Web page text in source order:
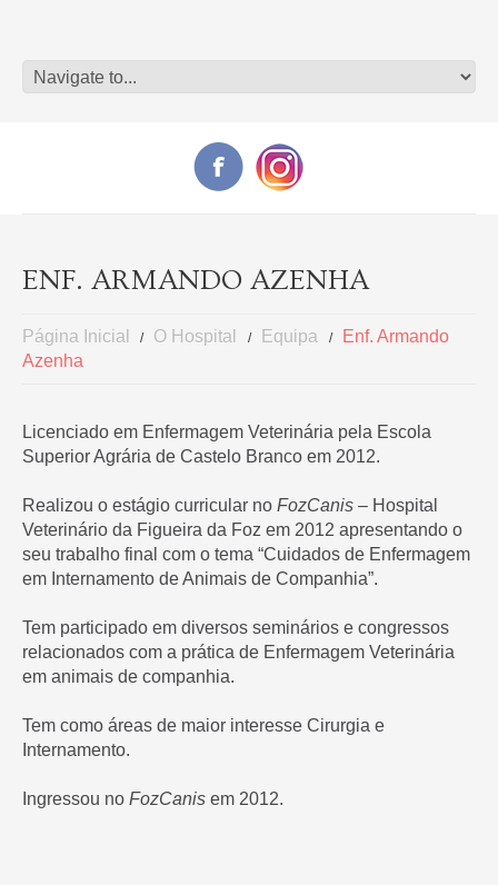
ENF. ARMANDO AZENHA
Página Inicial O Hospital Equipa
Enf. Armando
Azenha
Licenciado em Enfermagem Veterinária pela Escola
Superior Agrária de Castelo Branco em 2012.
Realizou o estágio curricular no FozCanis – Hospital
Veterinário da Figueira da Foz em 2012 apresentando o
seu trabalho final com o tema “Cuidados de Enfermagem
em Internamento de Animais de Companhia”.
Tem participado em diversos seminários e congressos
relacionados com a prática de Enfermagem Veterinária
em animais de companhia.
Tem como áreas de maior interesse Cirurgia e
Internamento.
Ingressou no FozCanis em 2012.